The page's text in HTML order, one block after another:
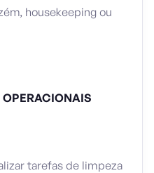
housekeeping ou
tarefas de limpeza